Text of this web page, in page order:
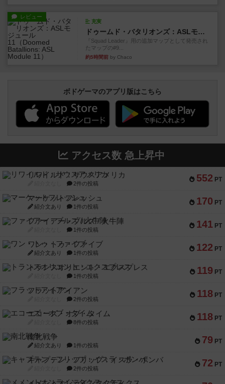
レビュー
充実
ドゥームド・バタリオンズ：ASLモジュール11
『Squad Leader』用の追加マップとして発売され
たマップの#9...
約5時間前 by Chaco
ボドゲーマのアプリ版はこちら
アクセス数 急上昇中
552 PT
リワイルド：サウスアメリカ
2件の投稿
170 PT
マーケットフレッシュ
紹介文あり 1件の投稿
141 PT
ファイアー・ブルズ / 火牛陣
1件の投稿
122 PT
ワン・トゥ・ファイブ
紹介文あり 1件の投稿
119 PT
トランスオリエント・エクスプレス
1件の投稿
118 PT
フラットアイアン
2件の投稿
118 PT
エコーズ・オブ・タイム
8件の投稿
79 PT
南北戦争
紹介文あり 1件の投稿
72 PT
キャプテン・フリップ：イスラ・ボンバ
2件の投稿